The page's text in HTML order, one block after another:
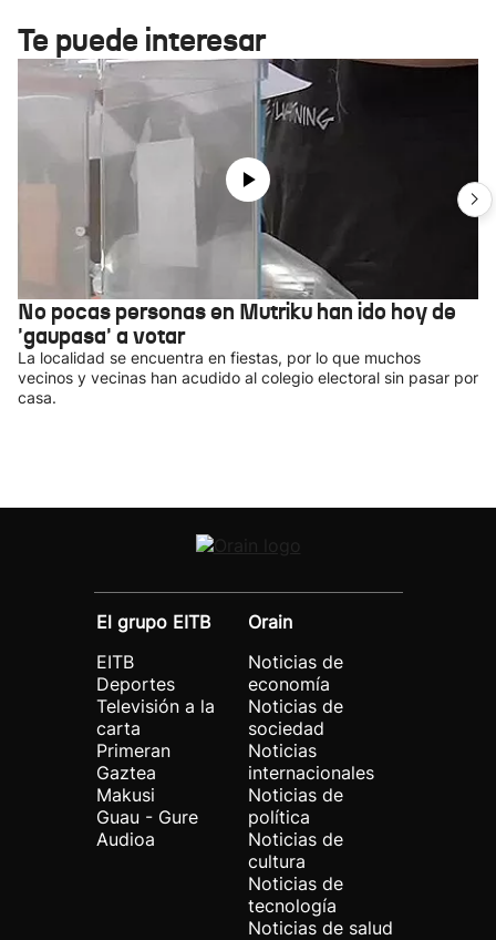
Te puede interesar
No pocas personas en Mutriku han ido hoy de
'gaupasa' a votar
La localidad se encuentra en fiestas, por lo que muchos
vecinos y vecinas han acudido al colegio electoral sin pasar por
casa.
El grupo EITB
EITB
Deportes
Televisión a la
carta
Primeran
Gaztea
Makusi
Guau - Gure
Audioa
Orain
Noticias de
economía
Noticias de
sociedad
Noticias
internacionales
Noticias de
política
Noticias de
cultura
Noticias de
tecnología
Noticias de salud